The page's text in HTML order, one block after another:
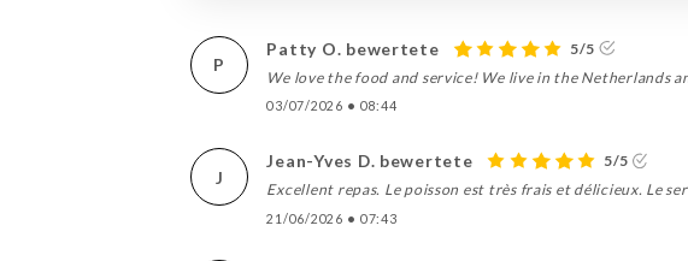
P
Patty O. bewertete
5/5
We love the food and service! We live in the Netherlands
03/07/2026 • 08:44
J
Jean-Yves D. bewertete
5/5
Excellent repas. Le poisson est très frais et délicieux. Le
21/06/2026 • 07:43